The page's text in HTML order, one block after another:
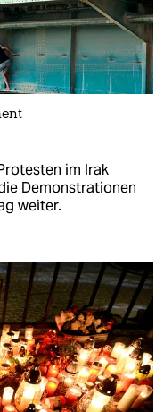
im Irak
Demonstrationen
weiter.